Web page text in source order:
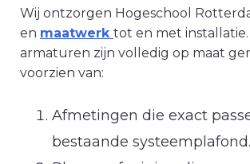
Wij ontzorgen Hogeschool
en maatwerk tot en met
armaturen zijn volledig op maat
voorzien van:
Afmetingen die exact
bestaande systeemplafond.